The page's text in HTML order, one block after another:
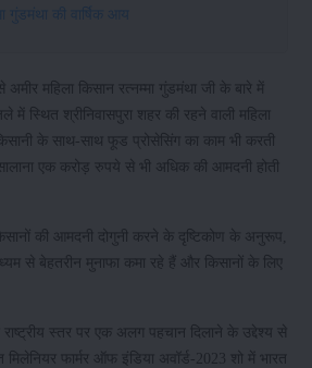
गुंडमंथा की वार्षिक आय
महिला किसान रत्नम्मा गुंडमंथा जी के बारे में
में स्थित श्रीनिवासपुरा शहर की रहने वाली महिला
के साथ-साथ फूड प्रोसेसिंग का काम भी करती
एक करोड़ रुपये से भी अधिक की आमदनी होती
किसानों की आमदनी दोगुनी करने के दृष्टिकोण के अनुरूप,
से बेहतरीन मुनाफा कमा रहे हैं और किसानों के लिए
राष्ट्रीय स्तर पर एक अलग पहचान दिलाने के उद्देश्य से
मिलेनियर फार्मर ऑफ इंडिया अवॉर्ड-2023 शो में भारत